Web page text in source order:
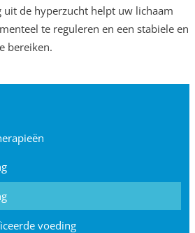
uit de hyperzucht helpt uw lichaam
te reguleren en een stabiele en
bereiken.
voeding